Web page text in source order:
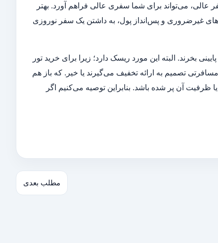
می‌تواند برای شما سفری عالی فراهم آورد. بهتر
غیرضروری و پس‌انداز پول، به داشتن یک سفر نوروزی
قیمت پایینی بخرند. البته این مورد ریسک دارد؛ زیرا برای خرید تور
تصمیم به ارائه تخفیف می‌گیرند یا خیر. که باز هم
آن پر شده باشد. بنابراین توصیه می‌کنیم اگر
مطلب بعدی